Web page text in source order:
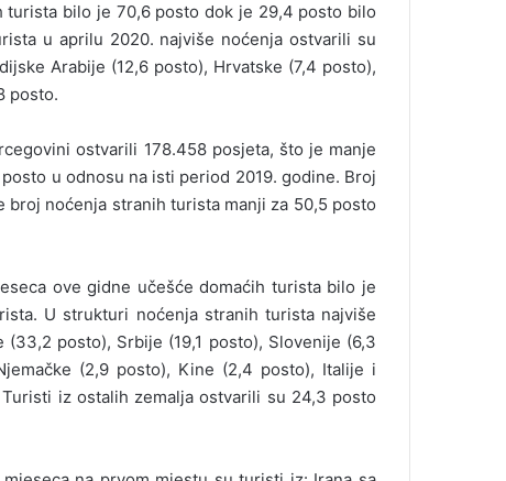
bilo je 70,6 posto dok je 29,4 posto bilo
u aprilu 2020. najviše noćenja ostvarili su
Arabije (12,6 posto), Hrvatske (7,4 posto),
posto.
ostvarili 178.458 posjeta, što je manje
u odnosu na isti period 2019. godine. Broj
noćenja stranih turista manji za 50,5 posto
ove gidne učešće domaćih turista bilo je
U strukturi noćenja stranih turista najviše
posto), Srbije (19,1 posto), Slovenije (6,3
(2,9 posto), Kine (2,4 posto), Italije i
iz ostalih zemalja ostvarili su 24,3 posto